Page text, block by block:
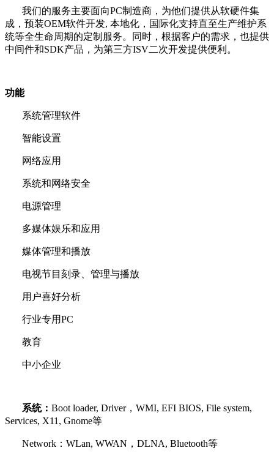
我们的服务主要面向PC制造商，为他们提供从软硬件集
成，预装OEM软件开发, 本地化，国际化支持直至生产维护系
统等全生命周期的定制服务。同时，根据客户的需求，也提供
中间件和SDK产品，为第三方ISV二次开发提供便利。
功能
系统管理软件
智能设置
网络应用
系统和网络安全
电源管理
多媒体娱乐和应用
媒体管理和播放
电视节目刻录、管理与播放
用户喜好分析
行业专用PC
教育
中小企业
系统： Boot loader, Driver，WMI, EFI BIOS, File system,
Services, X11, Gnome等
Network：WLan, WWAN，DLNA, Bluetooth等